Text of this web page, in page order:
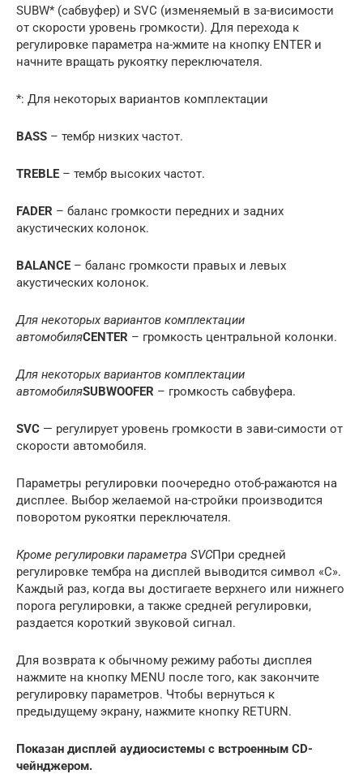
SUBW* (сабвуфер) и SVC (изменяемый в за-висимости
от скорости уровень громкости). Для перехода к
регулировке параметра на-жмите на кнопку ENTER и
начните вращать рукоятку переключателя.
*: Для некоторых вариантов комплектации
BASS – тембр низких частот.
TREBLE – тембр высоких частот.
FADER – баланс громкости передних и задних
акустических колонок.
BALANCE – баланс громкости правых и левых
акустических колонок.
Для некоторых вариантов комплектации
автомобиляCENTER – громкость центральной колонки.
Для некоторых вариантов комплектации
автомобиляSUBWOOFER – громкость сабвуфера.
SVC — регулирует уровень громкости в зави-симости от
скорости автомобиля.
Параметры регулировки поочередно отоб-ражаются на
дисплее. Выбор желаемой на-стройки производится
поворотом рукоятки переключателя.
Кроме регулировки параметра SVCПри средней
регулировке тембра на дисплей выводится символ «С».
Каждый раз, когда вы достигаете верхнего или нижнего
порога регулировки, а также средней регулировки,
раздается короткий звуковой сигнал.
Для возврата к обычному режиму работы дисплея
нажмите на кнопку MENU после того, как закончите
регулировку параметров. Чтобы вернуться к
предыдущему экрану, нажмите кнопку RETURN.
Показан дисплей аудиосистемы с встроенным CD-
чейнджером.